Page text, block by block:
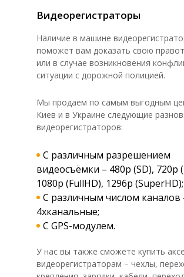
Видеорегистраторы
Наличие в машине
поможет вам доказать свою
или в случае возникновения
ситуации с дорожной полицией.
Мы продаем по самым выгодным
Киев и в Украине следующие
видеорегистраторов:
С различным разрешением
видеосъёмки – 480p (SD), 720p
1080p (FullHD), 1296p (SuperHD);
С различным числом каналов
4хканальные;
С GPS-модулем.
У нас вы также сможете купить
видеорегистраторам – чехлы,